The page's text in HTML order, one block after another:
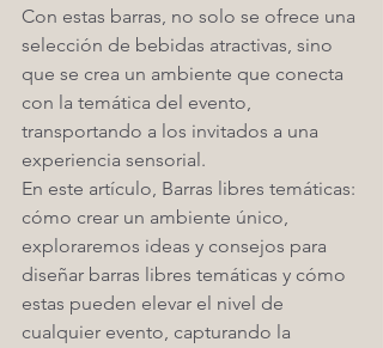
Con estas barras, no solo se ofrece una
selección de bebidas atractivas, sino
que se crea un ambiente que conecta
con la temática del evento,
transportando a los invitados a una
experiencia sensorial.
En este artículo, Barras libres temáticas:
cómo crear un ambiente único,
exploraremos ideas y consejos para
diseñar barras libres temáticas y cómo
estas pueden elevar el nivel de
cualquier evento, capturando la